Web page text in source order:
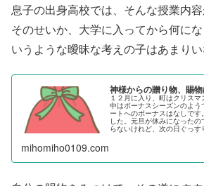
息子の出身高校では、そんな授業内容
そのせいか、大学に入ってから何に
いうような曖昧な考えの子はあまりい
神様からの贈り物、賜
１２月に入り、町はクリス
中はボーナスシーズンのよ
ートへのボーナスはなしで
した。元旦が休みになった
らないけれど、次の日ぐっす
mihomiho0109.com